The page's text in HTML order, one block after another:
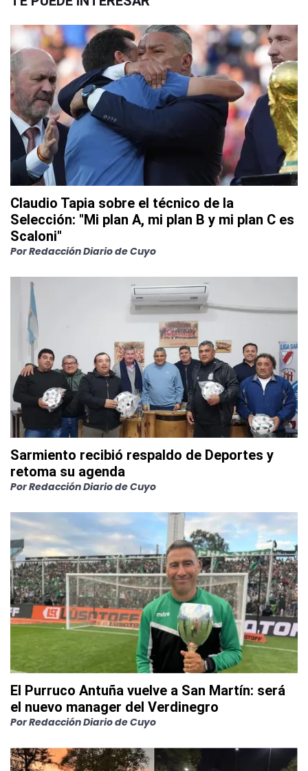
Claudio Tapia sobre el técnico de la
Selección: "Mi plan A, mi plan B y mi plan C es
Scaloni"
PorRedacción Diario de Cuyo
Sarmiento recibió respaldo de Deportes y
retoma su agenda
PorRedacción Diario de Cuyo
El Purruco Antuña vuelve a San Martín: será
el nuevo manager del Verdinegro
PorRedacción Diario de Cuyo